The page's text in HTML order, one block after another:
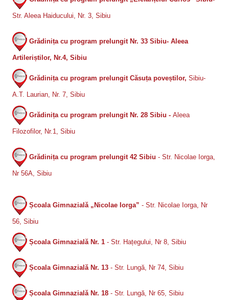
Str. Aleea Haiducului, Nr. 3, Sibiu
Grădinița cu program prelungit Nr. 33 Sibiu- Aleea
Artileriștilor, Nr.4, Sibiu
Grădinița cu program prelungit Căsuța poveștilor, Sibiu-
A.T. Laurian, Nr. 7, Sibiu
Grădinița cu program prelungit Nr. 28 Sibiu - Aleea
Filozofilor, Nr.1, Sibiu
Grădinița cu program prelungit 42 Sibiu - Str. Nicolae Iorga,
Nr 56A, Sibiu
Școala Gimnazială „Nicolae Iorga” - Str. Nicolae Iorga, Nr
56, Sibiu
Școala Gimnazială Nr. 1 - Str. Hațegului, Nr 8, Sibiu
Școala Gimnazială Nr. 13 - Str. Lungă, Nr 74, Sibiu
Școala Gimnazială Nr. 18 - Str. Lungă, Nr 65, Sibiu